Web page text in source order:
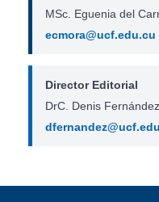
MSc. Eguenia del
ecmora@ucf.edu.cu
Director Editorial
DrC. Denis